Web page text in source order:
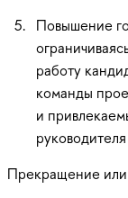
Повышение
работу
команды
и
Прекращение